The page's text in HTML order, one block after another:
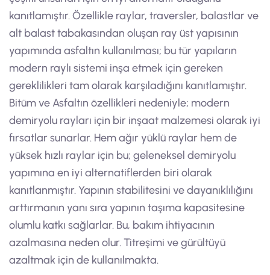
kanıtlamıştır. Özellikle raylar, traversler, balastlar ve
alt balast tabakasından oluşan ray üst yapısının
yapımında asfaltın kullanılması; bu tür yapıların
modern raylı sistemi inşa etmek için gereken
gereklilikleri tam olarak karşıladığını kanıtlamıştır.
Bitüm ve Asfaltın özellikleri nedeniyle; modern
demiryolu rayları için bir inşaat malzemesi olarak iyi
fırsatlar sunarlar. Hem ağır yüklü raylar hem de
yüksek hızlı raylar için bu; geleneksel demiryolu
yapımına en iyi alternatiflerden biri olarak
kanıtlanmıştır. Yapının stabilitesini ve dayanıklılığını
arttırmanın yanı sıra yapının taşıma kapasitesine
olumlu katkı sağlarlar. Bu, bakım ihtiyacının
azalmasına neden olur. Titreşimi ve gürültüyü
azaltmak için de kullanılmakta.